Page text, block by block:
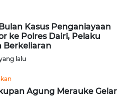
Kasus Penganiayaan
ke Polres Dairi, Pelaku
Berkeliaran
lalu
Agung Merauke Gelar